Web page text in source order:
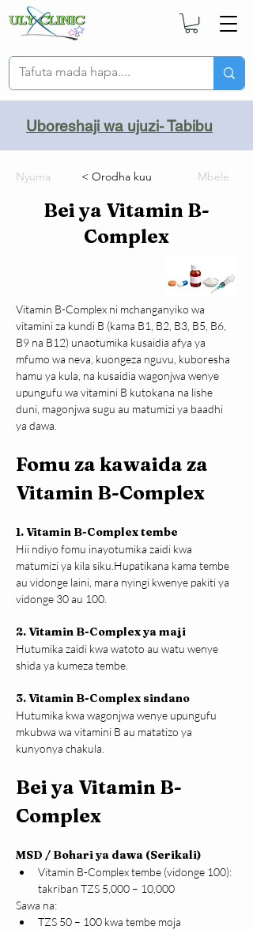
Uboreshaji wa ujuzi- Tabibu
Nyuma < Orodha kuu Mbele
Bei ya Vitamin B-
Complex
Vitamin B-Complex ni mchanganyiko wa
vitamini za kundi B (kama B1, B2, B3, B5, B6,
B9 na B12) unaotumika kusaidia afya ya
mfumo wa neva, kuongeza nguvu, kuboresha
hamu ya kula, na kusaidia wagonjwa wenye
upungufu wa vitamini B kutokana na lishe
duni, magonjwa sugu au matumizi ya baadhi
ya dawa.
Fomu za kawaida za
Vitamin B-Complex
1. Vitamin B-Complex tembe
Hii ndiyo fomu inayotumika zaidi kwa
matumizi ya kila siku.Hupatikana kama tembe
au vidonge laini, mara nyingi kwenye pakiti ya
vidonge 30 au 100.
2. Vitamin B-Complex ya maji
Hutumika zaidi kwa watoto au watu wenye
shida ya kumeza tembe.
3. Vitamin B-Complex sindano
Hutumika kwa wagonjwa wenye upungufu
mkubwa wa vitamini B au matatizo ya
kunyonya chakula.
Bei ya Vitamin B-
Complex
MSD / Bohari ya dawa (Serikali)
Vitamin B-Complex tembe (vidonge 100):
takriban TZS 5,000 – 10,000
Sawa na:
TZS 50 – 100 kwa tembe moja